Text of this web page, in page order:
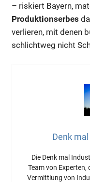
– riskiert Bayern,
Produktionserbes
verlieren, mit denen
schlichtweg nicht
Denk
Die Denk mal
Team von
Vermittlung von